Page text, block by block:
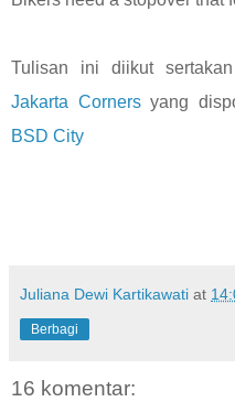
Tulisan ini diikut
Jakarta Cornersyang
BSD City
Juliana Dewi Kartikawati at
Berbagi
16 komentar: